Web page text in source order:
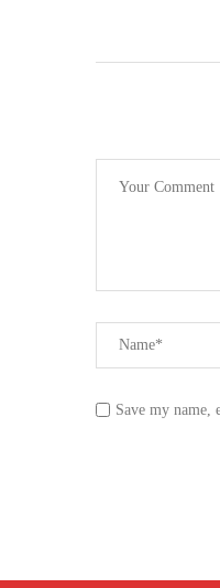
Save my name,